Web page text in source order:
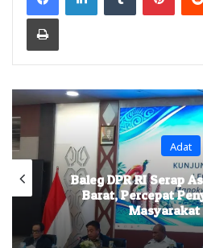
Print
Adat
Baleg DPR RI Serap
Barat, Percepat